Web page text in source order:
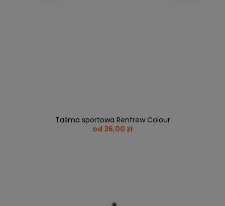
Taśma sportowa Renfrew Colour
od 36,00 zł